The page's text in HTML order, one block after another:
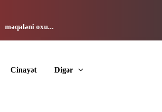
məqaləni oxu...
Cinayət Digər